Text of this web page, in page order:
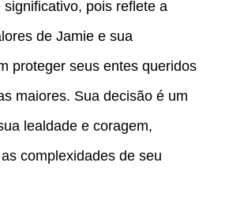
significativo, pois reflete a
de Jamie e sua
proteger seus entes queridos
maiores. Sua decisão é um
lealdade e coragem,
complexidades de seu